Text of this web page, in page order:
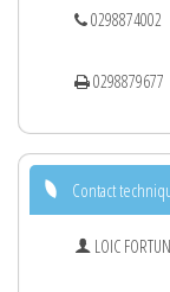
0298874002
0298879677
Contact
LOIC FORTUN